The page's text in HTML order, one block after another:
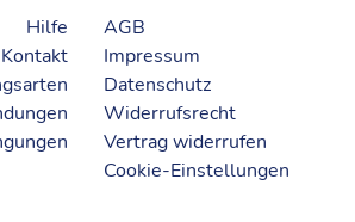
Hilfe
Kontakt
AGB
Impressum
Datenschutz
Widerrufsrecht
Vertrag widerrufen
Cookie-Einstellungen